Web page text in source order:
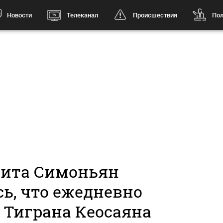
Новости Телеканал Происшествия
Симоньян
что ежедневно
Кеосаяна